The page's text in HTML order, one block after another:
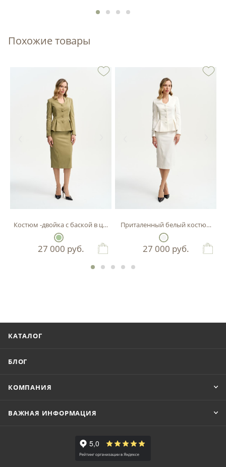
Похожие товары
Костюм -двойка с баской в цвете фисташка
27 000 руб.
Приталенный белый костюм-
27 000 руб.
КАТАЛОГ
БЛОГ
КОМПАНИЯ
ВАЖНАЯ ИНФОРМАЦИЯ